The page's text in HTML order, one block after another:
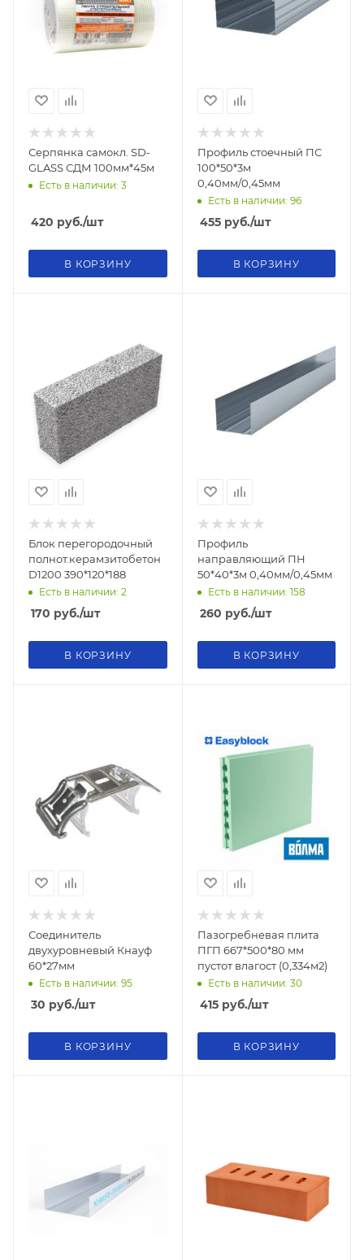
Серпянка самокл. SD-
GLASS СДМ 100мм*45м
Есть в наличии: 3
420 руб./шт
В КОРЗИНУ
Профиль стоечный ПС
100*50*3м
0,40мм/0,45мм
Есть в наличии: 96
455руб./шт
В КОРЗИНУ
Блок перегородочный
полнот.керамзитобетон
D1200 390*120*188
Есть в наличии: 2
170 руб./шт
В КОРЗИНУ
Профиль
направляющий ПН
50*40*3м 0,40мм/0,45мм
Есть в наличии: 158
260 руб./шт
В КОРЗИНУ
Соединитель
двухуровневый Кнауф
60*27мм
Есть в наличии: 95
30 руб./шт
В КОРЗИНУ
Пазогребневая плита
ПГП 667*500*80 мм
пустот влагост (0,334м2)
Есть в наличии: 30
415руб./шт
В КОРЗИНУ